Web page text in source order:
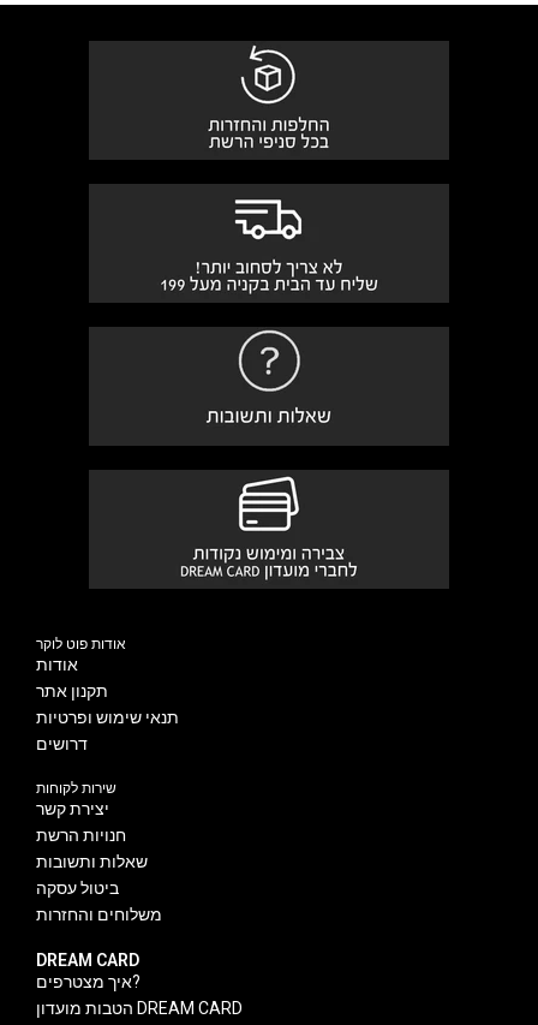
אודות פוט לוקר
אודות
תקנון אתר
תנאי שימוש ופרטיות
דרושים
שירות לקוחות
יצירת קשר
חנויות הרשת
שאלות ותשובות
ביטול עסקה
משלוחים והחזרות
DREAM CARD
איך מצטרפים?
הטבות מועדון DREAM CARD